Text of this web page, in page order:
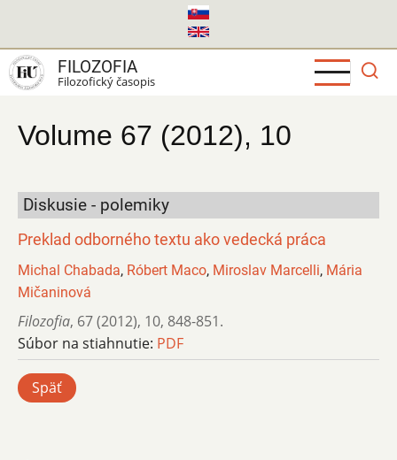
hlavný
obsah
FILOZOFIA
Filozofický časopis
Volume 67 (2012), 10
Diskusie - polemiky
Preklad odborného textu ako vedecká práca
Michal Chabada, Róbert Maco, Miroslav Marcelli, Mária
Mičaninová
Filozofia, 67 (2012), 10, 848-851.
Súbor na stiahnutie: PDF
Späť